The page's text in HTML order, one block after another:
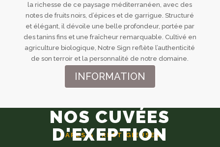
la richesse de ce paysage méditerranéen, avec des
notes de fruits noirs, d’épices et de garrigue. Structuré
et élégant, il dévoile une belle profondeur, portée par
des tanins fins et une fraîcheur remarquable. Cultivé en
agriculture biologique, Notre Sign reflète l’authenticité
de son terroir et la personnalité de notre domaine.
INFORMATION
RARES & PRESTIGIEUSES
NOS CUVÉES
D'EXEPTION